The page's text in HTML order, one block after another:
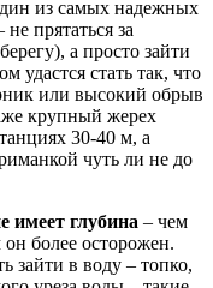
из самых надежных
прятаться за
а просто зайти
удастся стать так, что
или высокий обрыв
крупный жерех
30-40 м, а
чуть ли не до
имеет глубина – чем
более осторожен.
зайти в воду – топко,